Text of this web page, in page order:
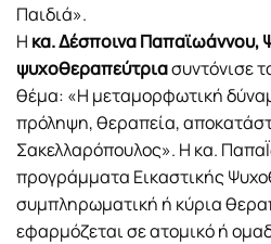
Παιδιά».
Η κα. Δέσποινα Παπαϊωάννου,
ψυχοθεραπεύτριασυντόνισε
θέμα: «Η μεταμορφωτική
πρόληψη, θεραπεία,
Σακελλαρόπουλος». Η κα.
προγράμματα Εικαστικής
συμπληρωματική ή κύρια
εφαρμόζεται σε ατομικό ή